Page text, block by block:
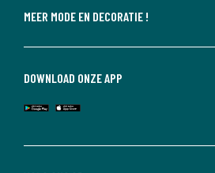
MEER MODE EN DECORATIE !
DOWNLOAD ONZE APP